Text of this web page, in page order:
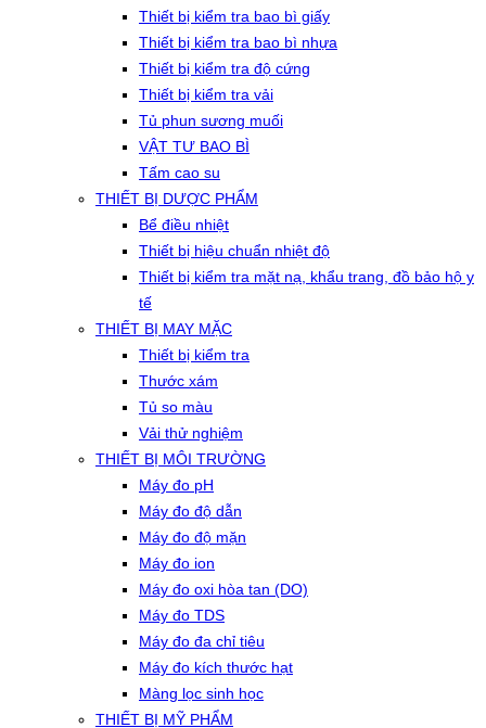
Thiết bị kiểm tra bao bì giấy
Thiết bị kiểm tra bao bì nhựa
Thiết bị kiểm tra độ cứng
Thiết bị kiểm tra vải
Tủ phun sương muối
VẬT TƯ BAO BÌ
Tấm cao su
THIẾT BỊ DƯỢC PHẨM
Bể điều nhiệt
Thiết bị hiệu chuẩn nhiệt độ
Thiết bị kiểm tra mặt nạ, khẩu trang, đồ bảo hộ y
tế
THIẾT BỊ MAY MẶC
Thiết bị kiểm tra
Thước xám
Tủ so màu
Vải thử nghiệm
THIẾT BỊ MÔI TRƯỜNG
Máy đo pH
Máy đo độ dẫn
Máy đo độ mặn
Máy đo ion
Máy đo oxi hòa tan (DO)
Máy đo TDS
Máy đo đa chỉ tiêu
Máy đo kích thước hạt
Màng lọc sinh học
THIẾT BỊ MỸ PHẨM